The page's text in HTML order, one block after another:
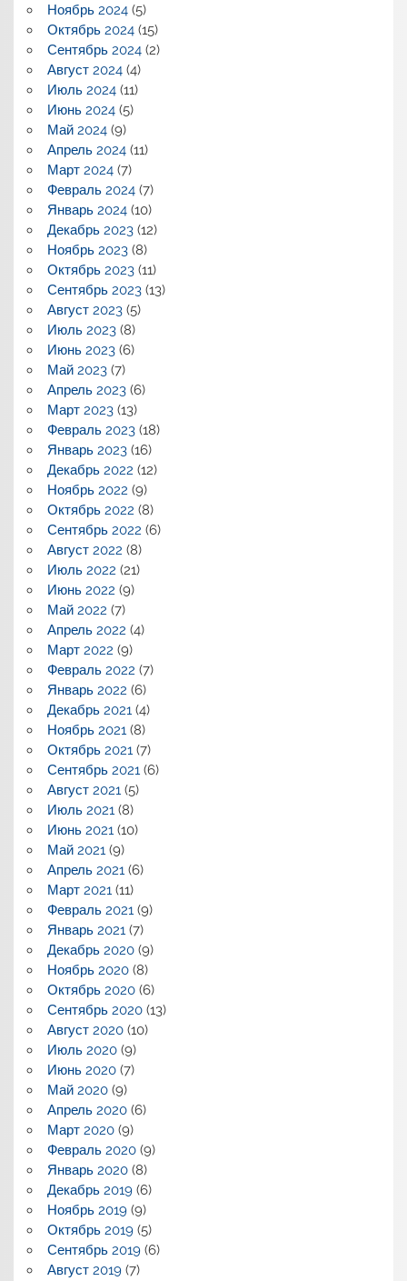
Ноябрь 2024(5)
Октябрь 2024(15)
Сентябрь 2024(2)
Август 2024(4)
Июль 2024(11)
Июнь 2024(5)
Май 2024(9)
Апрель 2024(11)
Март 2024(7)
Февраль 2024(7)
Январь 2024(10)
Декабрь 2023(12)
Ноябрь 2023(8)
Октябрь 2023(11)
Сентябрь 2023(13)
Август 2023(5)
Июль 2023(8)
Июнь 2023(6)
Май 2023(7)
Апрель 2023(6)
Март 2023(13)
Февраль 2023(18)
Январь 2023(16)
Декабрь 2022 (12)
Ноябрь 2022 (9)
Октябрь 2022 (8)
Сентябрь 2022 (6)
Август 2022 (8)
Июль 2022 (21)
Июнь 2022 (9)
Май 2022 (7)
Апрель 2022 (4)
Март 2022 (9)
Февраль 2022 (7)
Январь 2022 (6)
Декабрь 2021(4)
Ноябрь 2021(8)
Октябрь 2021(7)
Сентябрь 2021(6)
Август 2021(5)
Июль 2021(8)
Июнь 2021(10)
Май 2021(9)
Апрель 2021(6)
Март 2021(11)
Февраль 2021(9)
Январь 2021(7)
Декабрь 2020(9)
Ноябрь 2020(8)
Октябрь 2020(6)
Сентябрь 2020(13)
Август 2020(10)
Июль 2020(9)
Июнь 2020(7)
Май 2020(9)
Апрель 2020(6)
Март 2020(9)
Февраль 2020(9)
Январь 2020(8)
Декабрь 2019(6)
Ноябрь 2019(9)
Октябрь 2019(5)
Сентябрь 2019(6)
Август 2019(7)